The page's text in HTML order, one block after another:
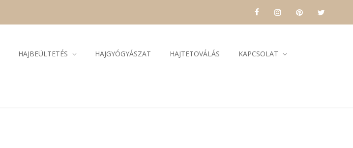
HAJBEÜLTETÉS HAJGYÓGYÁSZAT HAJTETOVÁLÁS KAPCSOLAT